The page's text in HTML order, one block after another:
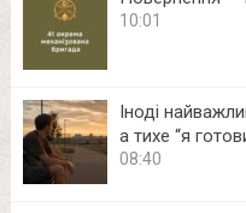
10:01
Іноді
а тихе “я
08:40